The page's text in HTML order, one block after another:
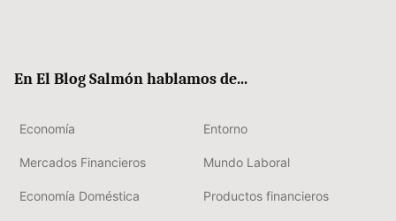
En El Blog Salmón hablamos de...
Economía Entorno
Mercados Financieros Mundo Laboral
Economía Doméstica Productos financieros